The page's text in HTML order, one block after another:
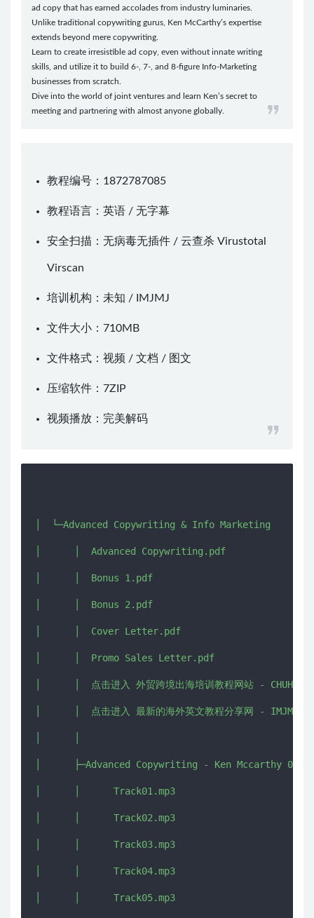
ad copy that has earned accolades from industry luminaries.
Unlike traditional copywriting gurus, Ken McCarthy’s expertise
extends beyond mere copywriting.
Learn to create irresistible ad copy, even without innate writing
skills, and utilize it to build 6-, 7-, and 8-figure Info-Marketing
businesses from scratch.
Dive into the world of joint ventures and learn Ken’s secret to
meeting and partnering with almost anyone globally.
教程编号：1872787085
教程语言：英语 / 无字幕
安全扫描：无病毒无插件 / 云查杀 Virustotal
Virscan
培训机构：未知 / IMJMJ
文件大小：710MB
文件格式：视频 / 文档 / 图文
压缩软件： 7ZIP
视频播放： 完美解码
│  └─Advanced Copywriting & Info Marketing
│      │  Advanced Copywriting.pdf
│      │  Bonus 1.pdf
│      │  Bonus 2.pdf
│      │  Cover Letter.pdf
│      │  Promo Sales Letter.pdf
│      │  点击进入 外贸跨境出海培训教程网站 -
│      │  点击进入 最新的海外英文教程分享网 -
│      ├─Advanced Copywriting - Ken Mccarthy 01
│      │      Track01.mp3
│      │      Track02.mp3
│      │      Track03.mp3
│      │      Track04.mp3
│      │      Track05.mp3